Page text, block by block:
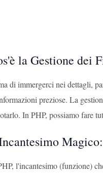
la Gestione dei
di immergerci nei dettagli,
preziose. La
In PHP, possiamo fare
l'incantesimo (funzione)